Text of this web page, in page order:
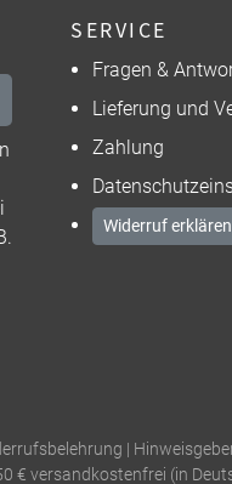
SERVICE
Fragen &
Lieferung und
Zahlung
Widerruf erklären
|
€ versandkostenfrei (in